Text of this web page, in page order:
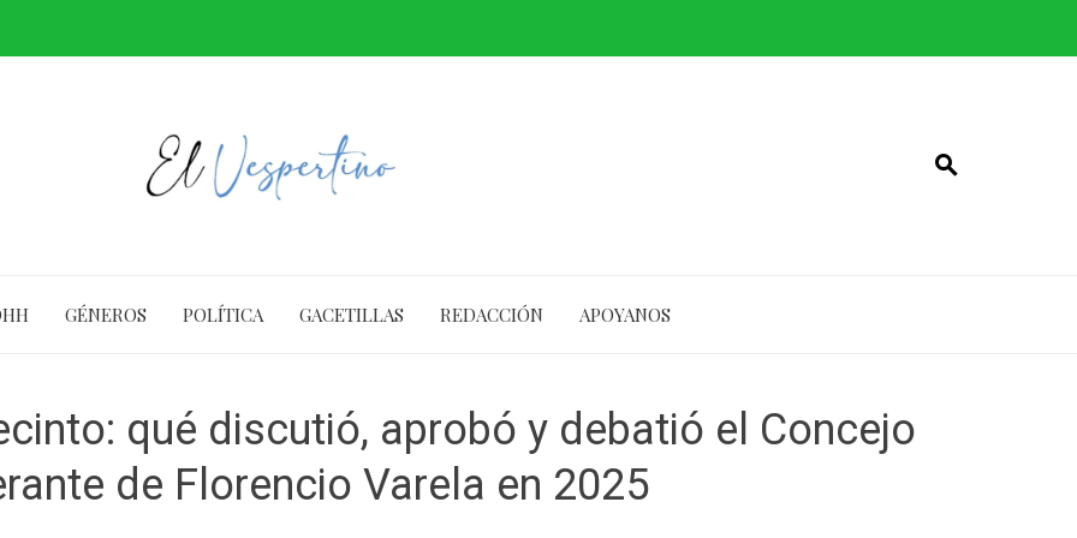
GÉNEROS POLÍTICA GACETILLAS REDACCIÓN APOYANOS
qué discutió, aprobó y debatió el Concejo
de Florencio Varela en 2025